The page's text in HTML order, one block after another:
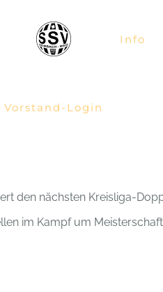
Info
Vorstand-Login
den nächsten Kreisliga-
im Kampf um